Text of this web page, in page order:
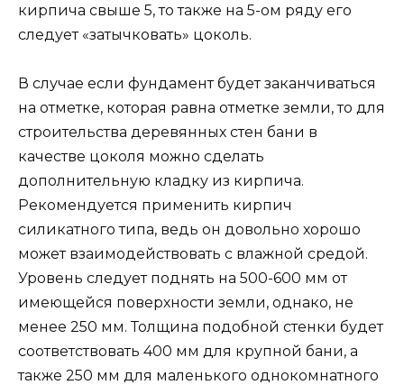
кирпича свыше 5, то также на 5-ом ряду его
следует «затычковать» цоколь.
В случае если фундамент будет заканчиваться
на отметке, которая равна отметке земли, то для
строительства деревянных стен бани в
качестве цоколя можно сделать
дополнительную кладку из кирпича.
Рекомендуется применить кирпич
силикатного типа, ведь он довольно хорошо
может взаимодействовать с влажной средой.
Уровень следует поднять на 500-600 мм от
имеющейся поверхности земли, однако, не
менее 250 мм. Толщина подобной стенки будет
соответствовать 400 мм для крупной бани, а
также 250 мм для маленького однокомнатного